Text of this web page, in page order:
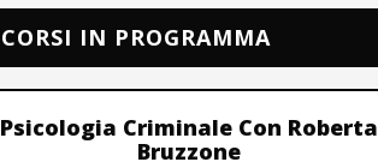
CORSI IN PROGRAMMA
Psicologia Criminale Con Roberta
Bruzzone